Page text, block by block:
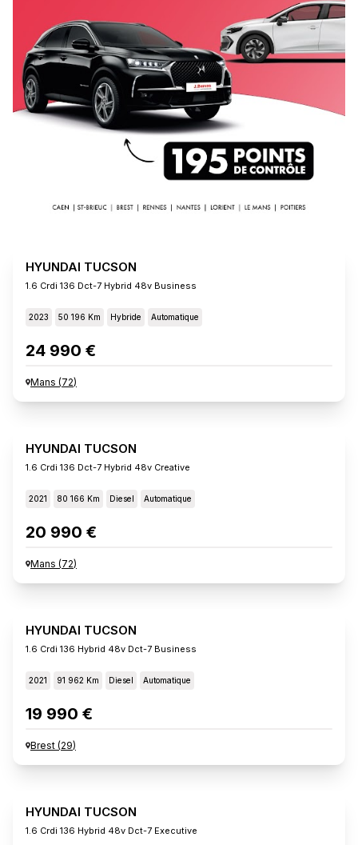
HYUNDAI TUCSON
1.6 Crdi 136 Dct-7 Hybrid 48v Business
2023 50 196 Km Hybride Automatique
24 990 €
Mans (72)
HYUNDAI TUCSON
1.6 Crdi 136 Dct-7 Hybrid 48v Creative
2021 80 166 Km Diesel Automatique
20 990 €
Mans (72)
HYUNDAI TUCSON
1.6 Crdi 136 Hybrid 48v Dct-7 Business
2021 91 962 Km Diesel Automatique
19 990 €
Brest (29)
HYUNDAI TUCSON
1.6 Crdi 136 Hybrid 48v Dct-7 Executive